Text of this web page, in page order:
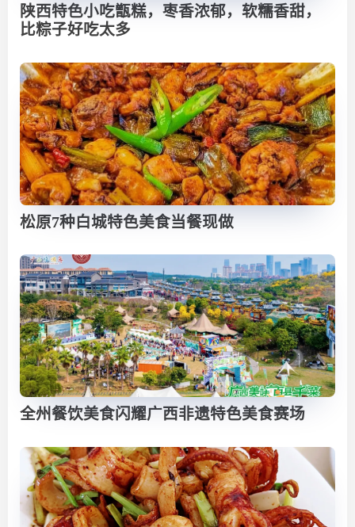
陕西特色小吃甑糕，枣香浓郁，软糯香甜，
比粽子好吃太多
松原7种白城特色美食当餐现做
全州餐饮美食闪耀广西非遗特色美食赛场